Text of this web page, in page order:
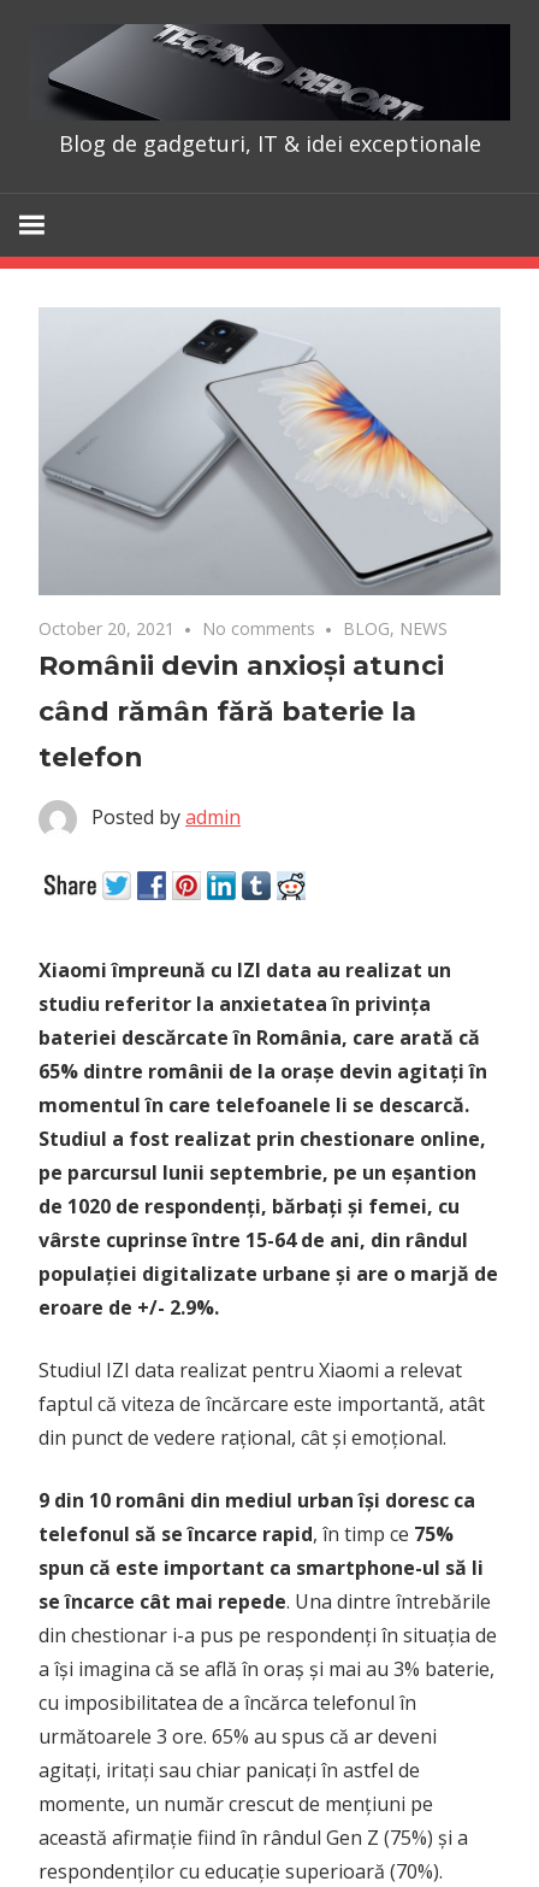
content
Blog de gadgeturi, IT & idei exceptionale
October 20, 2021 No comments BLOG, NEWS
Românii devin anxioși atunci
când rămân fără baterie la
telefon
Posted byadmin
Xiaomi împreună cu IZI data au realizat un
studiu referitor la anxietatea în privința
bateriei descărcate în România, care arată că
65% dintre românii de la orașe devin agitați în
momentul în care telefoanele li se descarcă.
Studiul a fost realizat prin chestionare online,
pe parcursul lunii septembrie, pe un eșantion
de 1020 de respondenți, bărbați și femei, cu
vârste cuprinse între 15-64 de ani, din rândul
populației digitalizate urbane și are o marjă de
eroare de +/- 2.9%.
Studiul IZI data realizat pentru Xiaomi a relevat
faptul că viteza de încărcare este importantă, atât
din punct de vedere rațional, cât și emoțional.
9 din 10 români din mediul urban își doresc ca
telefonul să se încarce rapid, în timp ce 75%
spun că este important ca smartphone-ul să li
se încarce cât mai repede. Una dintre întrebările
din chestionar i-a pus pe respondenți în situația de
a își imagina că se află în oraș și mai au 3% baterie,
cu imposibilitatea de a încărca telefonul în
următoarele 3 ore. 65% au spus că ar deveni
agitați, iritați sau chiar panicați în astfel de
momente, un număr crescut de mențiuni pe
această afirmație fiind în rândul Gen Z (75%) și a
respondenților cu educație superioară (70%).